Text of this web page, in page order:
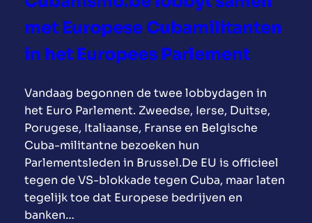
s
m
.
e
:
1
0
0
%
s
d
e
m
b
e
r
w
a
s
met Europese Cubamilitanten
in het Europees Parlement
Vandaag begonnen de twee lobbydagen in
het Euro Parlement. Zweedse, Ierse, Duitse,
Porugese, Italiaanse, Franse en Belgische
Cuba-militantne bezoeken hun
Parlementsleden in Brussel.De EU is officieel
tegen de VS-blokkade tegen Cuba, maar laten
tegelijk toe dat Europese bedrijven en
banken…